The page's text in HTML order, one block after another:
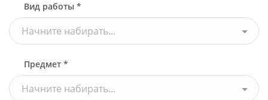
Вид работы *
Начните набирать...
Предмет *
Начните набирать...